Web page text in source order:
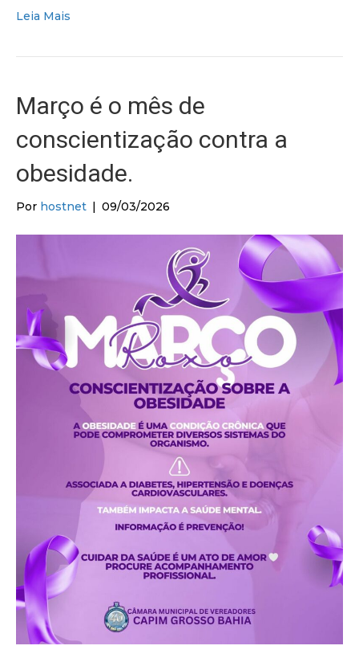
Leia Mais
Março é o mês de
conscientização contra a
obesidade.
Por hostnet | 09/03/2026